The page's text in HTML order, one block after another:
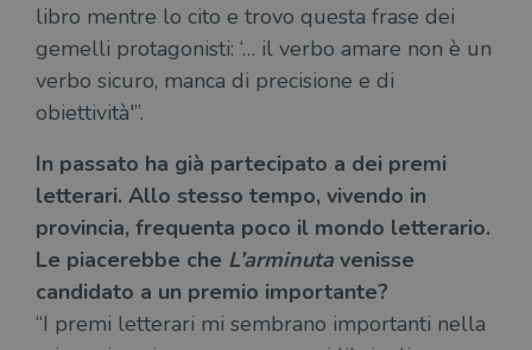
libro mentre lo cito e trovo questa frase dei
gemelli protagonisti: ‘… il verbo amare non è un
verbo sicuro, manca di precisione e di
obiettività'”.
In passato ha già partecipato a dei premi
letterari. Allo stesso tempo, vivendo in
provincia, frequenta poco il mondo letterario.
Le piacerebbe che L’arminuta venisse
candidato a un premio importante?
“I premi letterari mi sembrano importanti nella
CookieScriptConsent
CookieScript
1 mese
settimana